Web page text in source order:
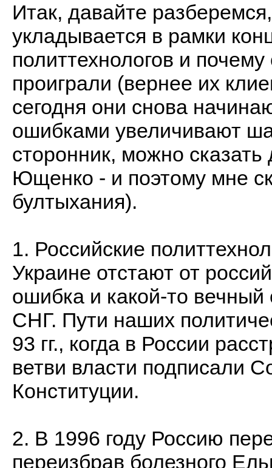
Итак, давайте
укладывается в рамки
политтехнологов и
проиграли (вернее их
сегодня они снова
ошибками увеличивают
сторонник, можно
Ющенко - и поэтому мне
бултыхания).
1. Российские
Украине отстают от
ошибка и какой-то
СНГ. Пути наших
93 гг., когда в России
ветви власти подписали
Конституции.
2. В 1996 году Россию
переизбрав болезного